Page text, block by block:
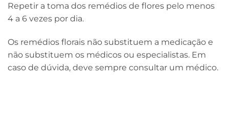
Repetir a toma dos remédios de flores pelo menos
4 a 6 vezes por dia.
Os remédios florais não substituem a medicação e
não substituem os médicos ou especialistas. Em
caso de dúvida, deve sempre consultar um médico.